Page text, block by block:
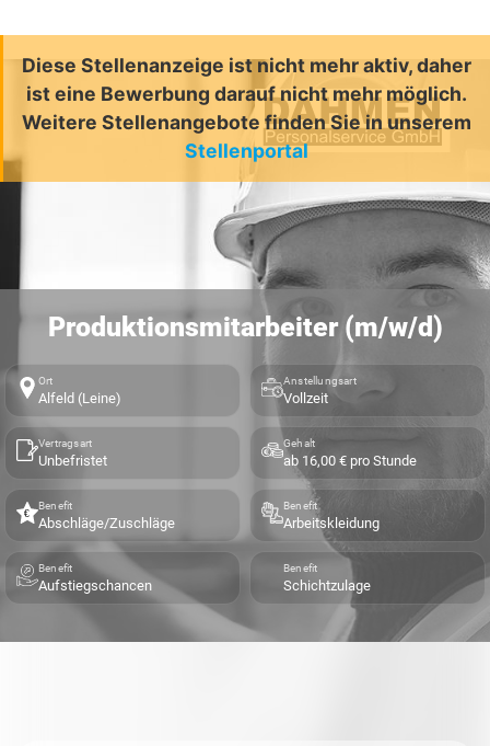
Diese Stellenanzeige ist nicht mehr aktiv, daher
ist eine Bewerbung darauf nicht mehr möglich.
Weitere Stellenangebote finden Sie in unserem
Stellenportal
Produktionsmitarbeiter (m/w/d)
Ort
Alfeld (Leine)
Anstellungsart
Vollzeit
Vertragsart
Unbefristet
Gehalt
ab 16,00 € pro Stunde
Benefit
Abschläge/Zuschläge
Benefit
Arbeitskleidung
Benefit
Aufstiegschancen
Benefit
Schichtzulage